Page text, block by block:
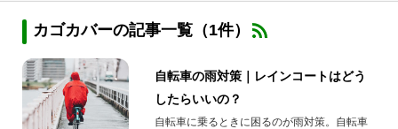
カゴカバーの記事一覧（1件）
自転車の雨対策｜レインコートはどう
したらいいの？
自転車に乗るときに困るのが雨対策。自転車